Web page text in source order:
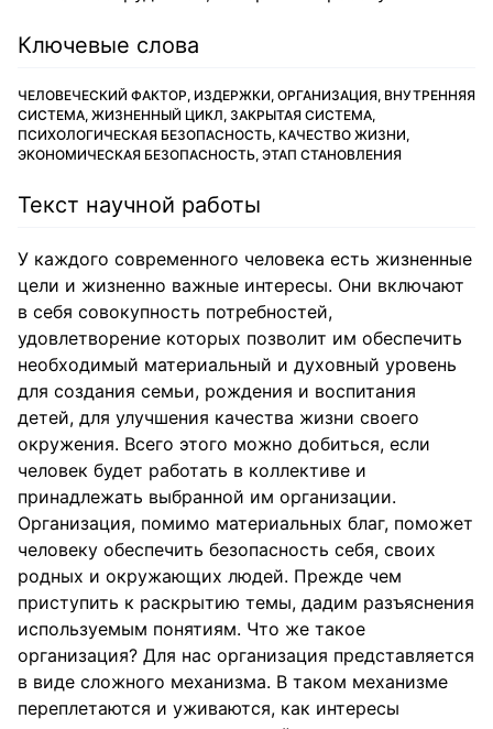
Ключевые слова
ЧЕЛОВЕЧЕСКИЙ ФАКТОР, ИЗДЕРЖКИ, ОРГАНИЗАЦИЯ, ВНУТРЕННЯЯ
СИСТЕМА, ЖИЗНЕННЫЙ ЦИКЛ, ЗАКРЫТАЯ СИСТЕМА,
ПСИХОЛОГИЧЕСКАЯ БЕЗОПАСНОСТЬ, КАЧЕСТВО ЖИЗНИ,
ЭКОНОМИЧЕСКАЯ БЕЗОПАСНОСТЬ, ЭТАП СТАНОВЛЕНИЯ
Текст научной работы
У каждого современного человека есть жизненные
цели и жизненно важные интересы. Они включают
в себя совокупность потребностей,
удовлетворение которых позволит им обеспечить
необходимый материальный и духовный уровень
для создания семьи, рождения и воспитания
детей, для улучшения качества жизни своего
окружения. Всего этого можно добиться, если
человек будет работать в коллективе и
принадлежать выбранной им организации.
Организация, помимо материальных благ, поможет
человеку обеспечить безопасность себя, своих
родных и окружающих людей. Прежде чем
приступить к раскрытию темы, дадим разъяснения
используемым понятиям. Что же такое
организация? Для нас организация представляется
в виде сложного механизма. В таком механизме
переплетаются и уживаются, как интересы